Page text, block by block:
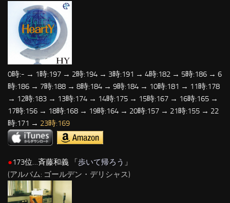
0時:- → 1時:197 → 2時:194 → 3時:191 → 4時:182 → 5時:186 → 6
時:186 → 7時:188 → 8時:184 → 9時:184 → 10時:181 → 11時:178
→ 12時:183 → 13時:174 → 14時:175 → 15時:167 → 16時:165 →
17時:156 → 18時:168 → 19時:164 → 20時:157 → 21時:155 → 22
時:171 → 23時:169
●173位…斉藤和義 「 歩いて帰ろう 」
(アルバム: ゴールデン・デリシャス)